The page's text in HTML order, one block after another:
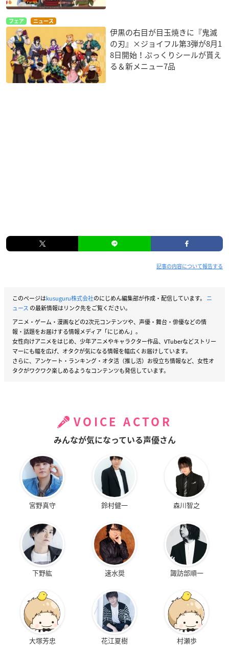
フェア ニュース
伊黒の右目が目玉焼きに『鬼滅
の刃』×ジョイフル第3弾が8月1
8日開始！ぷっくりシールが貰え
る＆新メニュー7品
記事の内容について報告する
このページはkusuguru株式会社のにじめん編集部が作成・配信しています。 ニ
ュース の最新情報はリンク先をご覧ください。
アニメ・ゲーム・漫画などの2次元コンテンツや、声優・舞台・俳優などの情
報・話題をお届けする情報メディア「にじめん」。
女性向けアニメをはじめ、少年アニメやキャラクター作品、VTuberなどストリー
マーにも幅を広げ、オタクが気になる情報を幅広くお届けしています。
さらに、アンケート・ランキング・オタ活（推し活）お役立ち情報など、女性オ
タクがワクワク楽しめるようなコンテンツも発信しています。
VOICE ACTOR
みんなが気になっている声優さん
宮野真守 鈴村健一 森川智之
下野紘 速水奨 諏訪部順一
大塚芳忠 花江夏樹 村瀬歩